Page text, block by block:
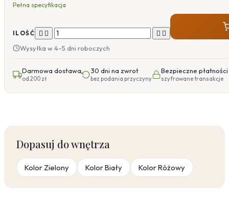
Pełna specyfikacja
ILOŚĆ    
Wysyłka w 4–5 dni roboczych
Darmowa dostawa
od 200 zł
30 dni na zwrot
bez podania przyczyny
Bezpieczne płatności
szyfrowane transakcje
Dopasuj do wnętrza
Kolor Zielony Kolor Biały Kolor Różowy